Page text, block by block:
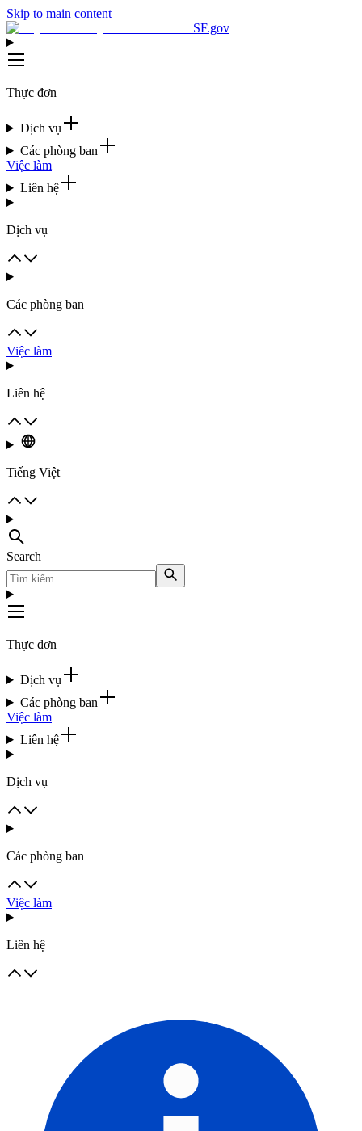
Skip to main content
SF.gov
Thực đơn
Dịch vụ
Các phòng ban
Việc làm
Liên hệ
Dịch vụ
Các phòng ban
Việc làm
Liên hệ
Tiếng Việt
Search
Thực đơn
Dịch vụ
Các phòng ban
Việc làm
Liên hệ
Dịch vụ
Các phòng ban
Việc làm
Liên hệ